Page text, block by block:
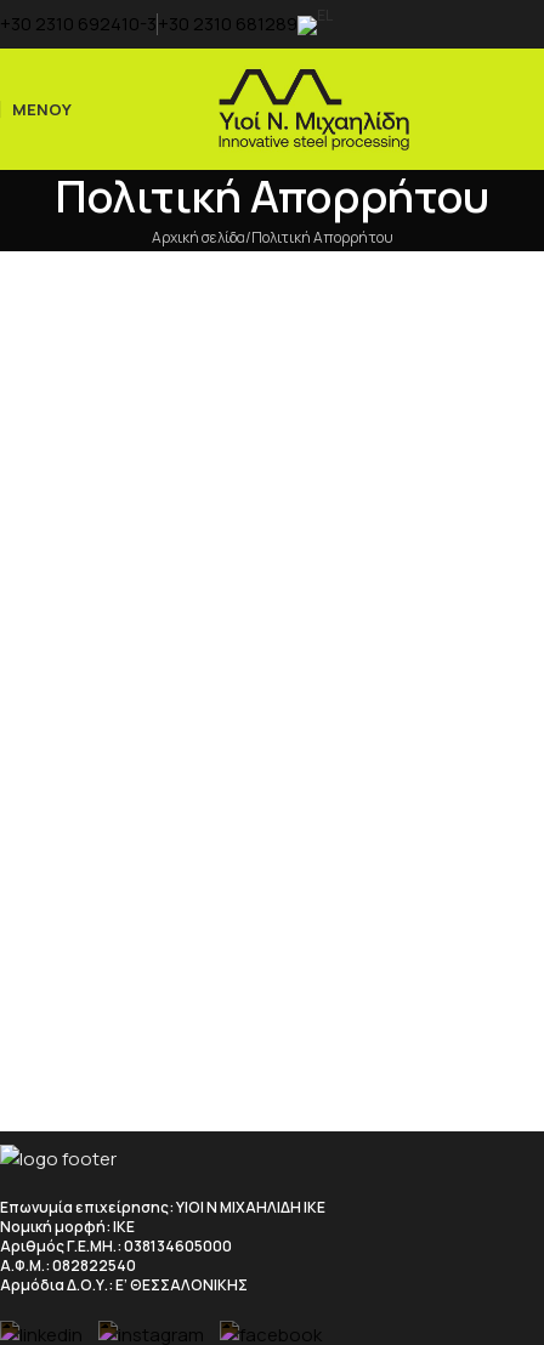
+30 2310 692410-3+30 2310 681289
ΜΕΝΟΥ
Πολιτική Απορρήτου
Αρχική σελίδα Πολιτική Απορρήτου
Επωνυμία επιχείρησης: ΥΙΟΙ Ν ΜΙΧΑΗΛΙΔΗ ΙΚΕ
Νομική μορφή: ΙΚΕ
Αριθμός Γ.Ε.ΜΗ.: 038134605000
Α.Φ.Μ.: 082822540
Αρμόδια Δ.Ο.Υ.: Ε’ ΘΕΣΣΑΛΟΝΙΚΗΣ